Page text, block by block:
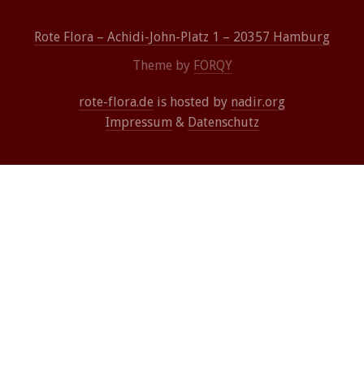
Rote Flora – Achidi-John-Platz 1 – 20357 Hamburg
Theme by FORQY
rote-flora.de is hosted by nadir.org
Impressum & Datenschutz